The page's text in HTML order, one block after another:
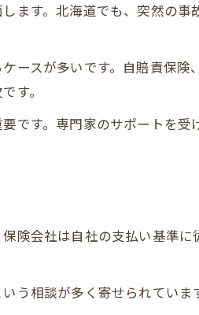
ます。北海道でも、突然の事
スが多いです。自賠責保険
す。
す。専門家のサポートを受
険会社は自社の支払い基準に
う相談が多く寄せられていま